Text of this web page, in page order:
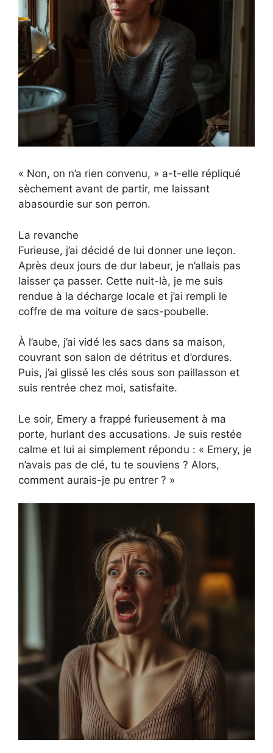
« Non, on n’a rien convenu, » a-t-elle répliqué
sèchement avant de partir, me laissant
abasourdie sur son perron.
La revanche
Furieuse, j’ai décidé de lui donner une leçon.
Après deux jours de dur labeur, je n’allais pas
laisser ça passer. Cette nuit-là, je me suis
rendue à la décharge locale et j’ai rempli le
coffre de ma voiture de sacs-poubelle.
À l’aube, j’ai vidé les sacs dans sa maison,
couvrant son salon de détritus et d’ordures.
Puis, j’ai glissé les clés sous son paillasson et
suis rentrée chez moi, satisfaite.
Le soir, Emery a frappé furieusement à ma
porte, hurlant des accusations. Je suis restée
calme et lui ai simplement répondu : « Emery, je
n’avais pas de clé, tu te souviens ? Alors,
comment aurais-je pu entrer ? »